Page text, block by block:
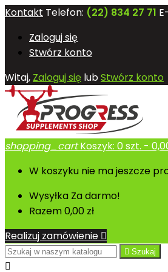
Kontakt Telefon: (22) 834 27 71
Zaloguj się
Stwórz konto
Witaj, Zaloguj się lubStwórz konto
shopping_cart Koszyk: 0szt. -
W koszyku nie ma jeszcze
Wysyłka Za darmo!
Razem0,00 zł
Realizuj zamówienie 
 Szukaj
